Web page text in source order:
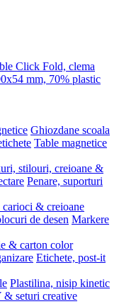
Click Fold, clema
mm, 70% plastic
Ghiozdane scoala
Table magnetice
stilouri, creioane &
Penare, suporturi
carioci & creioane
de desen Markere
& carton color
Etichete, post-it
Plastilina, nisip kinetic
seturi creative